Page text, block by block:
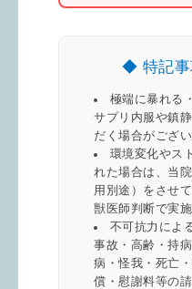
◆ 特記事
極端に暴れる
サプリ内服や鎮
だく場合がござい
環境変化やス
れた場合は、当
用別途）をさせ
獣医師判断で実施
不可抗力によ
事故・高齢・持
病・怪我・死亡
償・慰謝料等の